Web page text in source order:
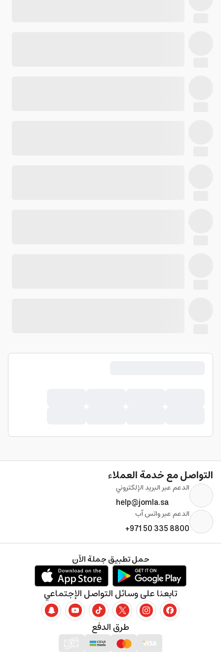
التواصل مع خدمة العملاء
الدعم عبر البريد الإلكتروني
help@jomla.sa
الدعم عبر واتس آب
+971 50 335 8800
طرق الدفع
تابعنا على وسائل التواصل الإجتماعي
حمل تطبيق جملة الآن